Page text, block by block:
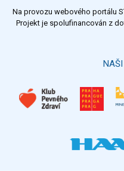
Výsledky
Na provozu webového portálu
Projekt je spolufinancován z
NAŠI